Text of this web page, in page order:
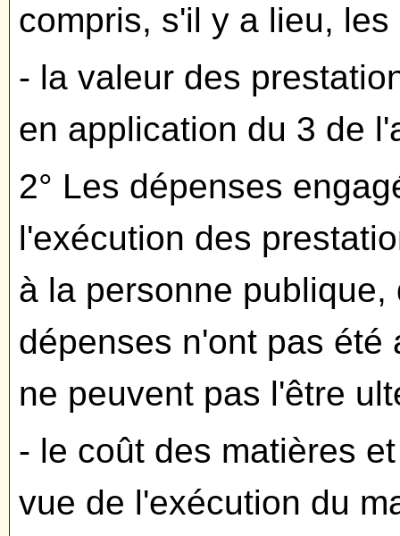
compris, s'il y a lieu,
- la valeur des
en application du 3 de
2° Les dépenses
l'exécution des
à la personne
dépenses n'ont pas été
ne peuvent pas l'être
- le coût des matières
vue de l'exécution du